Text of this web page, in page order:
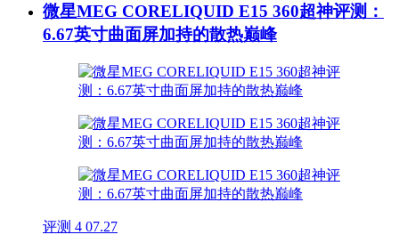
微星MEG CORELIQUID E15 360超神评测：
6.67英寸曲面屏加持的散热巅峰
评测 4 07.27